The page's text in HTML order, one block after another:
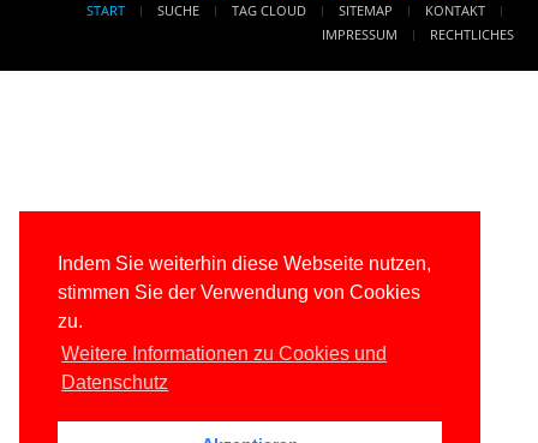
Indem Sie weiterhin diese Webseite nutzen,
stimmen Sie der Verwendung von Cookies
zu.
Weitere Informationen zu Cookies und
Datenschutz
START SUCHE TAG CLOUD SITEMAP
KONTAKT
IMPRESSUM
RECHTLICHES